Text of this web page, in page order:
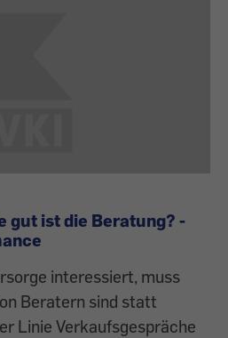
gut ist die Beratung? -
interessiert, muss
Beratern sind statt
Linie Verkaufsgespräche